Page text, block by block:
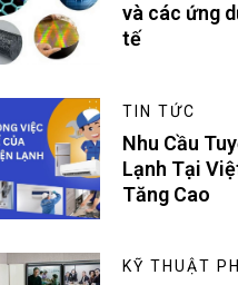
và các ứng
tế
TIN TỨC
Nhu Cầu
Lạnh Tại
Tăng Cao
KỸ THUẬT